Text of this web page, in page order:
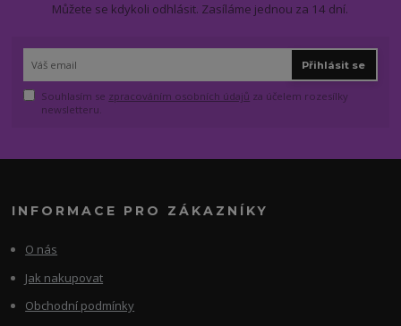
Můžete se kdykoli odhlásit. Zasíláme jednou za 14 dní.
Přihlásit se
Souhlasím se zpracováním osobních údajů za účelem rozesílky
newsletteru.
INFORMACE PRO ZÁKAZNÍKY
O nás
Jak nakupovat
Obchodní podmínky